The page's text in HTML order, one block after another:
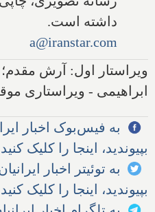
داشته است.
a@iranstar.com
ویراستار اول: آرش مقدم؛
ابراهیمی - ویراستاری
به فیس‌بوک اخبار
بپیوندید، اینجا را کلیک
به توئیتر اخبار
بپیوندید، اینجا را کلیک کنید